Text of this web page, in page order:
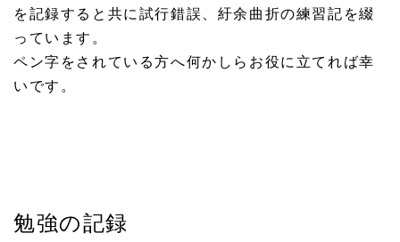
を記録すると共に試行錯誤、紆余曲折の練習記を綴
っています。
ペン字をされている方へ何かしらお役に立てれば幸
いです。
勉強の記録